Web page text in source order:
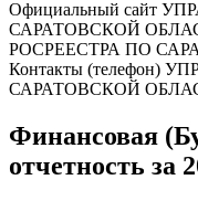
Официальный сайт
САРАТОВСКОЙ
РОСРЕЕСТРА ПО
Контакты (телефон)
САРАТОВСКОЙ
Финансовая
отчетность за